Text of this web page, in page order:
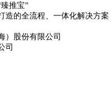
推宝”
造的全流程、一体化解决方案
）股份有限公司
司